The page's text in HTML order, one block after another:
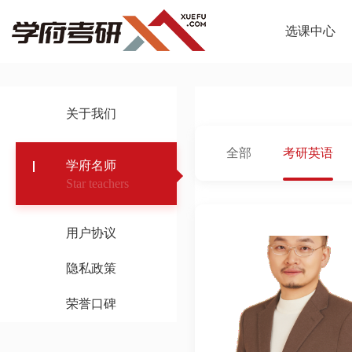
选课中心
关于我们
学府名师
Star teachers
用户协议
隐私政策
荣誉口碑
全部 考研英语